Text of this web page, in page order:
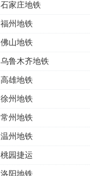
石家庄地铁
福州地铁
佛山地铁
乌鲁木齐地铁
高雄地铁
徐州地铁
常州地铁
温州地铁
桃园捷运
洛阳地铁